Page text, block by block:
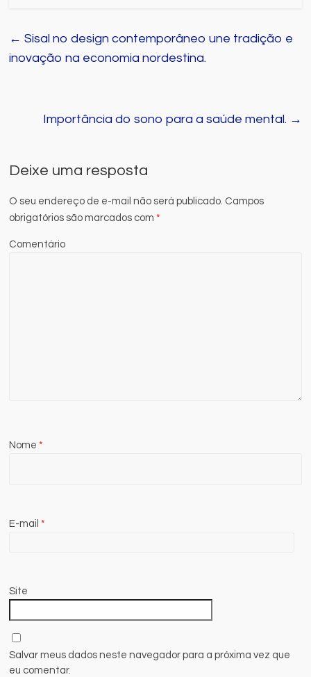
← Sisal no design contemporâneo une tradição e
inovação na economia nordestina.
Importância do sono para a saúde mental. →
Deixe uma resposta
O seu endereço de e-mail não será publicado. Campos
obrigatórios são marcados com*
Comentário
Nome*
E-mail*
Site
Salvar meus dados neste navegador para a próxima vez que
eu comentar.